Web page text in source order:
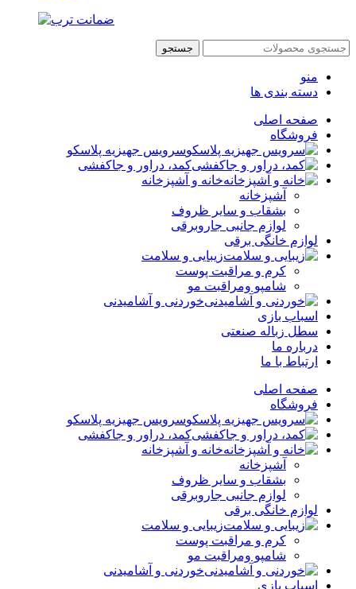
جستجو
منو
دسته بندی ها
صفحه اصلی
فروشگاه
سرویس جهیزیه پلاسکو
کمد، دراور و جاکفشی
خانه و آشپزخانه
آشپزخانه
بشقاب و سایر ظروف
لوازم جانبی جاروبرقی
لوازم خانگی برقی
زیبایی و سلامت
کرم و مراقبت پوست
شامپو ومراقبت مو
خوردنی و آشامیدنی
اسباب بازی
سطل زباله صنعتی
درباره ما
ارتباط با ما
صفحه اصلی
فروشگاه
سرویس جهیزیه پلاسکو
کمد، دراور و جاکفشی
خانه و آشپزخانه
آشپزخانه
بشقاب و سایر ظروف
لوازم جانبی جاروبرقی
لوازم خانگی برقی
زیبایی و سلامت
کرم و مراقبت پوست
شامپو ومراقبت مو
خوردنی و آشامیدنی
اسباب بازی